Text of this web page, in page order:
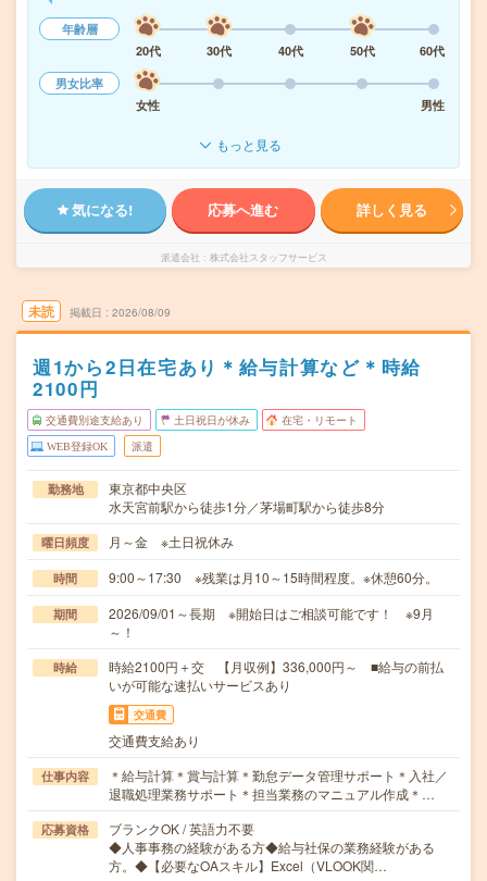
年齢層
20代
30代 40代 50代
60代
男女比率
女性
男性
もっと見る
気になる! 応募へ進む 詳しく見る
派遣会社 株式会社スタッフサービス
未読 掲載日 2026/08/09
週1から2日在宅あり＊給与計算など＊時給
2100円
交通費別途支給あり 土日祝日が休み 在宅・リモート
WEB登録OK 派遣
勤務地
東京都中央区
水天宮前駅から徒歩1分／茅場町駅から徒歩8分
曜日頻度 月～金 ※土日祝休み
時間 9:00～17:30 ※残業は月10～15時間程度。※休憩60分。
期間
2026/09/01～長期 ※開始日はご相談可能です！ ※9月
～！
時給
時給2100円＋交 【月収例】336,000円～ ■給与の前払
いが可能な速払いサービスあり
交通費
交通費支給あり
仕事内容
＊給与計算＊賞与計算＊勤怠データ管理サポート＊入社／
退職処理業務サポート＊担当業務のマニュアル作成＊…
応募資格
ブランクOK / 英語力不要
◆人事事務の経験がある方◆給与社保の業務経験がある
方。◆【必要なOAスキル】Excel（VLOOK関…